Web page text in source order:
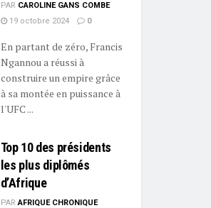
PAR CAROLINE GANS COMBE
19 octobre 2024
0
En partant de zéro, Francis
Ngannou a réussi à
construire un empire grâce
à sa montée en puissance à
l'UFC ...
Top 10 des présidents
les plus diplômés
d’Afrique
PAR AFRIQUE CHRONIQUE